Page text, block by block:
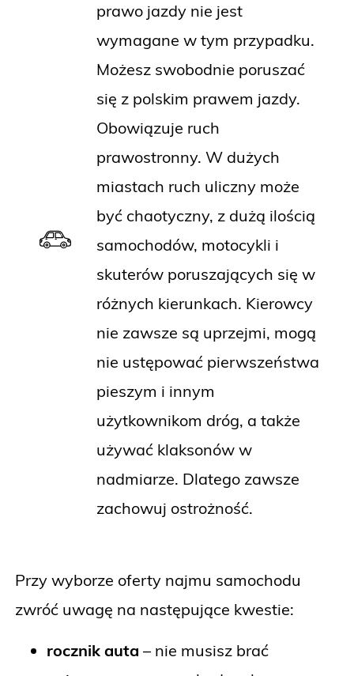
prawo jazdy nie jest
wymagane w tym przypadku.
Możesz swobodnie poruszać
się z polskim prawem jazdy.
Obowiązuje ruch
prawostronny. W dużych
miastach ruch uliczny może
być chaotyczny, z dużą ilością
samochodów, motocykli i
skuterów poruszających się w
różnych kierunkach. Kierowcy
nie zawsze są uprzejmi, mogą
nie ustępować pierwszeństwa
pieszym i innym
użytkownikom dróg, a także
używać klaksonów w
nadmiarze. Dlatego zawsze
zachowuj ostrożność.
Przy wyborze oferty najmu samochodu
zwróć uwagę na następujące kwestie:
rocznik auta – nie musisz brać